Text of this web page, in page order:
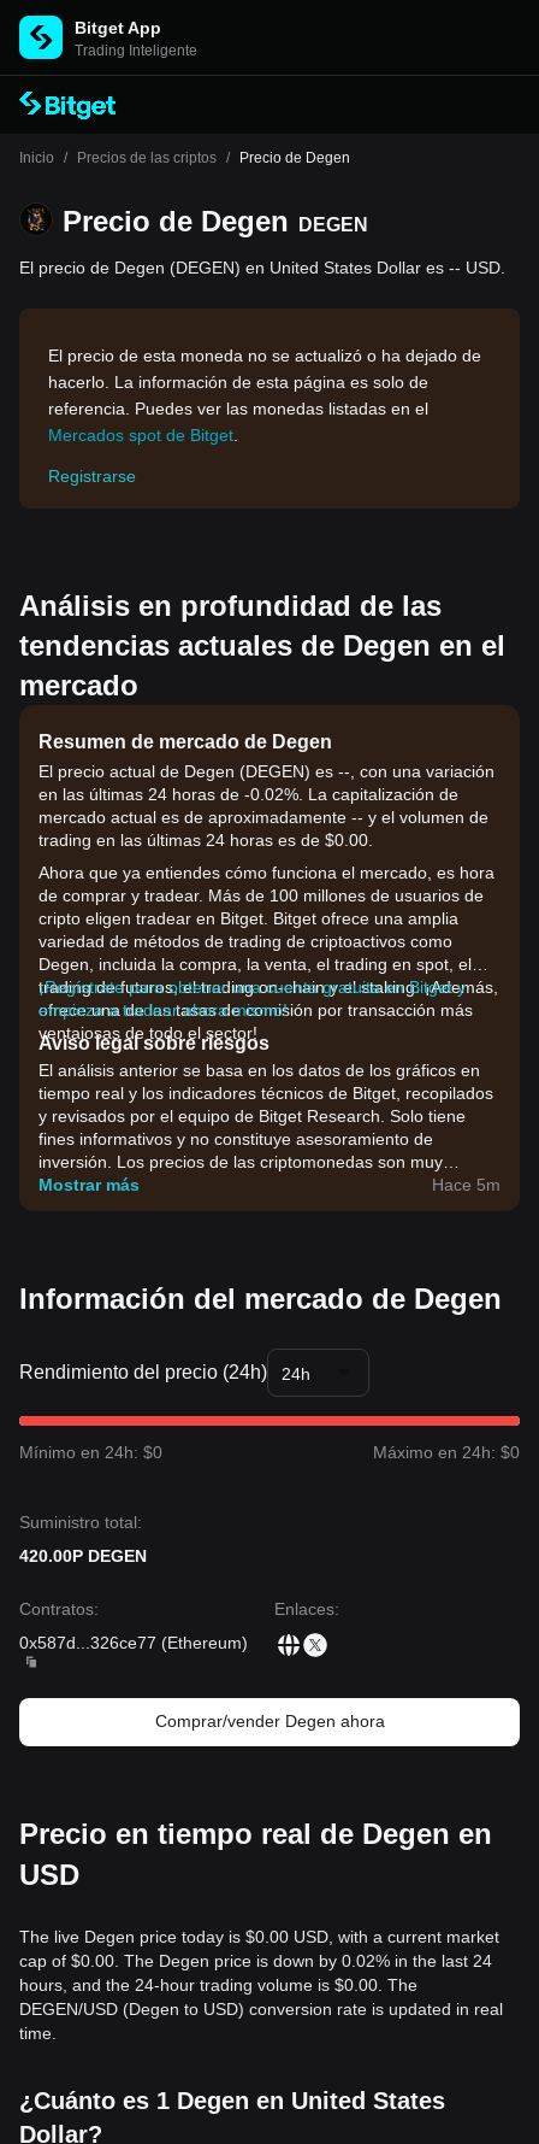
Bitget App
Trading Inteligente
Inicio / Precios de las criptos / Precio de Degen
Precio de Degen DEGEN
El precio de Degen (DEGEN) en United States Dollar es -- USD.
El precio de esta moneda no se actualizó o ha dejado de
hacerlo. La información de esta página es solo de
referencia. Puedes ver las monedas listadas en el
Mercados spot de Bitget
Registrarse
Análisis en profundidad de las
tendencias actuales de Degen en el
mercado
Resumen de mercado de Degen
El precio actual de Degen (DEGEN) es --, con una variación
en las últimas 24 horas de -0.02%. La capitalización de
mercado actual es de aproximadamente -- y el volumen de
trading en las últimas 24 horas es de $0.00.
Ahora que ya entiendes cómo funciona el mercado, es hora
de comprar y tradear. Más de 100 millones de usuarios de
cripto eligen tradear en Bitget. Bitget ofrece una amplia
variedad de métodos de trading de criptoactivos como
Degen, incluida la compra, la venta, el trading en spot, el
trading de futuros, el trading on-chain y el staking. ¡Además,
ofrece una de las tasas de comisión por transacción más
ventajosas de todo el sector!
¡Regístrate para obtener una cuenta gratuita en Bitget y
empieza a tradear ahora mismo!
Aviso legal sobre riesgos
El análisis anterior se basa en los datos de los gráficos en
tiempo real y los indicadores técnicos de Bitget, recopilados
y revisados por el equipo de Bitget Research. Solo tiene
fines informativos y no constituye asesoramiento de
inversión. Los precios de las criptomonedas son muy
volátiles. Toma tus decisiones de inversión en función de tu
tolerancia al riesgo.
Mostrar más Hace 5m
Información del mercado de Degen
Rendimiento del precio (24h) 24h
Mínimo en 24h: $0 Máximo en 24h: $0
Suministro total:
420.00P DEGEN
Contratos:
0x587d
326ce77 (Ethereum)
Enlaces:
Comprar/vender Degen ahora
Precio en tiempo real de Degen en
USD
The live Degen price today is $0.00 USD, with a current market
cap of $0.00. The Degen price is down by 0.02% in the last 24
hours, and the 24-hour trading volume is $0.00. The
DEGEN/USD (Degen to USD) conversion rate is updated in real
time.
¿Cuánto es 1 Degen en United States
Dollar?